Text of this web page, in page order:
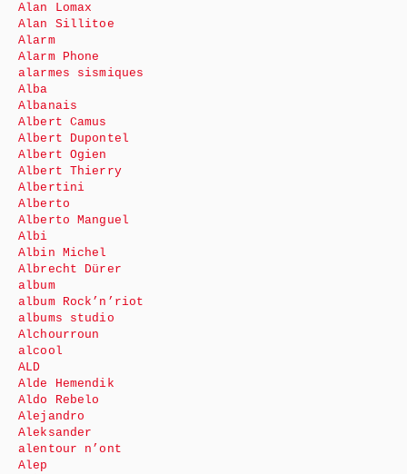
Alan Lomax
Alan Sillitoe
Alarm
Alarm Phone
alarmes sismiques
Alba
Albanais
Albert Camus
Albert Dupontel
Albert Ogien
Albert Thierry
Albertini
Alberto
Alberto Manguel
Albi
Albin Michel
Albrecht Dürer
album
album Rock’n’riot
albums studio
Alchourroun
alcool
ALD
Alde Hemendik
Aldo Rebelo
Alejandro
Aleksander
alentour n’ont
Alep